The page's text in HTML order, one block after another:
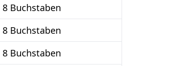
8 Buchstaben
8 Buchstaben
8 Buchstaben